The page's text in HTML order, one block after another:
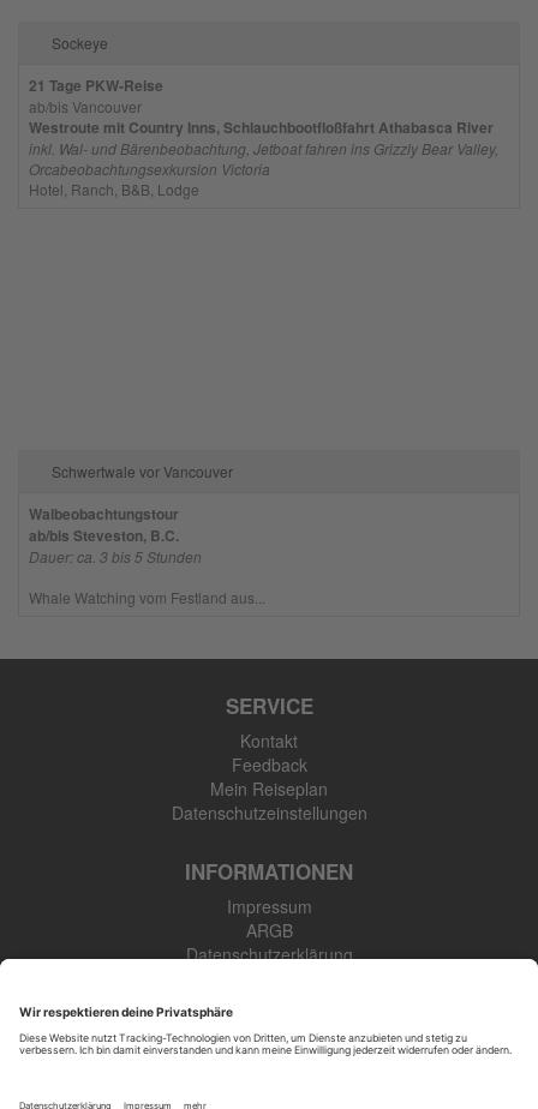
Sockeye
21 Tage PKW-Reise
ab/bis Vancouver
Westroute mit Country Inns, Schlauchbootfloßfahrt Athabasca River
inkl. Wal- und Bärenbeobachtung, Jetboat fahren ins Grizzly Bear Valley,
Orcabeobachtungsexkursion Victoria
Hotel, Ranch, B&B, Lodge
Schwertwale vor Vancouver
Walbeobachtungstour
ab/bis Steveston, B.C.
Dauer: ca. 3 bis 5 Stunden
Whale Watching vom Festland aus...
SERVICE
Kontakt
Feedback
Mein Reiseplan
Datenschutzeinstellungen
INFORMATIONEN
Impressum
ARGB
Datenschutzerklärung